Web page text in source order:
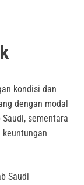
kondisi dan
dengan modal
sementara
Saudi